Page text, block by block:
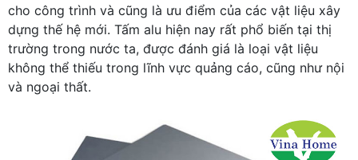
cho công trình và cũng là ưu điểm của các vật liệu xây
dựng thế hệ mới. Tấm alu hiện nay rất phổ biến tại thị
trường trong nước ta, được đánh giá là loại vật liệu
không thể thiếu trong lĩnh vực quảng cáo, cũng như nội
và ngoại thất.